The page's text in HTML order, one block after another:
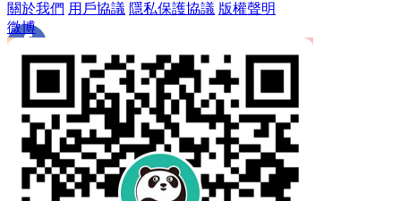
Facebook
關於我們 用戶協議 隱私保護協議 版權聲明
微博